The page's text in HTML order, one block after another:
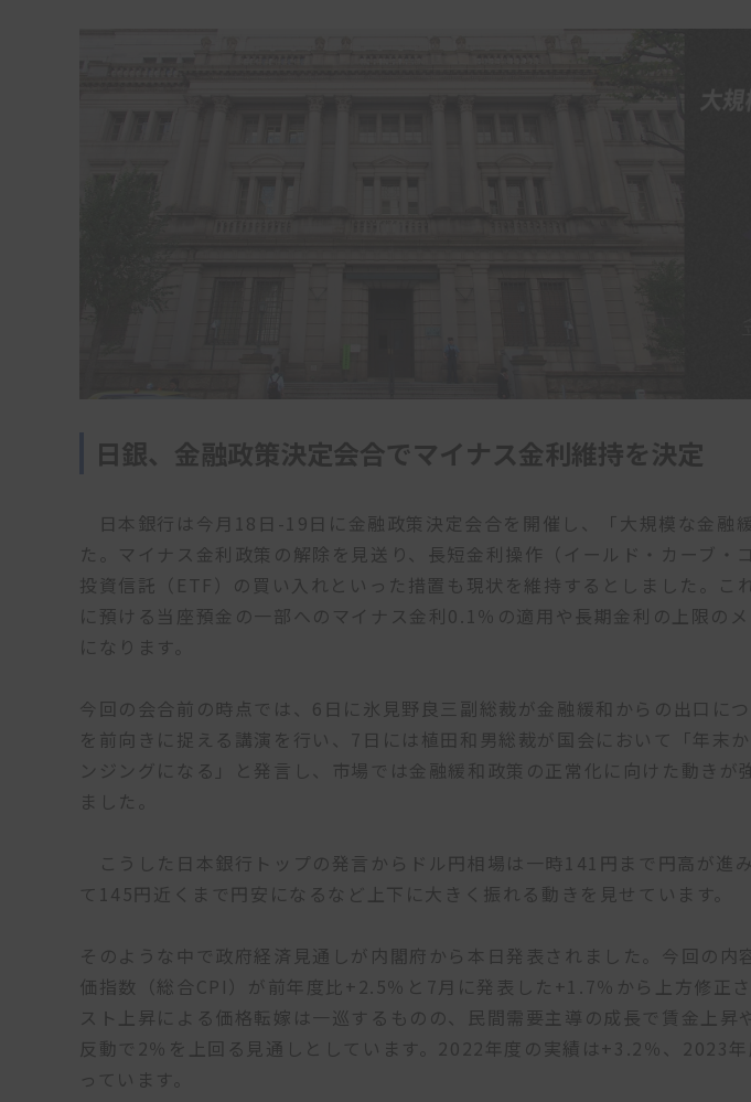
日銀、金融政策決定会合でマイナス金利維持を決定
日本銀行は今月18日-19日に金融政策決定会合を開催し、「大規模な金融
た。マイナス金利政策の解除を見送り、長短金利操作（イールド・カーブ・
投資信託（ETF）の買い入れといった措置も現状を維持するとしました。こ
に預ける当座預金の一部へのマイナス金利0.1％の適用や長期金利の上限の
になります。
今回の会合前の時点では、6日に氷見野良三副総裁が金融緩和からの出口に
を前向きに捉える講演を行い、7日には植田和男総裁が国会において「年末
ンジングになる」と発言し、市場では金融緩和政策の正常化に向けた動きが
ました。
こうした日本銀行トップの発言からドル円相場は一時141円まで円高が進
て145円近くまで円安になるなど上下に大きく振れる動きを見せています。
そのような中で政府経済見通しが内閣府から本日発表されました。今回の
価指数（総合CPI）が前年度比+2.5％と7月に発表した+1.7％から上方修正
スト上昇による価格転嫁は一巡するものの、民間需要主導の成長で賃金上昇
反動で2％を上回る見通しとしています。2022年度の実績は+3.2％、2023
っています。